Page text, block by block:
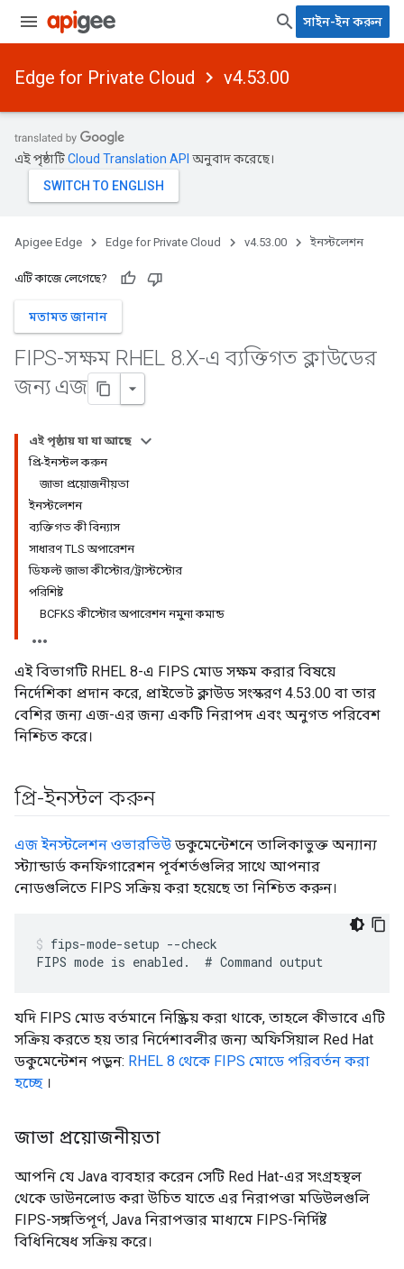
সাইন-ইন করুন
Edge for Private Cloud v4.53.00
এই পৃষ্ঠাটিCloud Translation API অনুবাদ করেছে।
Apigee Edge Edge for Private Cloud v4.53.00 ইনস্টলেশন
এটি কাজে লেগেছে?
মতামত জানান
FIPS-সক্ষম RHEL 8.X-এ ব্যক্তিগত ক্লাউডের
জন্য এজ
এই পৃষ্ঠায় যা যা আছে
প্রি-ইনস্টল করুন
জাভা প্রয়োজনীয়তা
ইনস্টলেশন
ব্যক্তিগত কী বিন্যাস
সাধারণ TLS অপারেশন
ডিফল্ট জাভা কীস্টোর/ট্রাস্টস্টোর
পরিশিষ্ট
BCFKS কীস্টোর অপারেশন নমুনা কমান্ড
এই বিভাগটি RHEL 8-এ FIPS মোড সক্ষম করার বিষয়ে
নির্দেশিকা প্রদান করে, প্রাইভেট ক্লাউড সংস্করণ 4.53.00 বা তার
বেশির জন্য এজ-এর জন্য একটি নিরাপদ এবং অনুগত পরিবেশ
নিশ্চিত করে।
প্রি-ইনস্টল করুন
এজ ইনস্টলেশন ওভারভিউ ডকুমেন্টেশনে তালিকাভুক্ত অন্যান্য
স্ট্যান্ডার্ড কনফিগারেশন পূর্বশর্তগুলির সাথে আপনার
নোডগুলিতে FIPS সক্রিয় করা হয়েছে তা নিশ্চিত করুন।
fips-mode-setup --check
FIPS mode is enabled.  # Command output
যদি FIPS মোড বর্তমানে নিষ্ক্রিয় করা থাকে, তাহলে কীভাবে এটি
সক্রিয় করতে হয় তার নির্দেশাবলীর জন্য অফিসিয়াল Red Hat
ডকুমেন্টেশন পড়ুন: RHEL 8 থেকে FIPS মোডে পরিবর্তন করা
হচ্ছে।
জাভা প্রয়োজনীয়তা
আপনি যে Java ব্যবহার করেন সেটি Red Hat-এর সংগ্রহস্থল
থেকে ডাউনলোড করা উচিত যাতে এর নিরাপত্তা মডিউলগুলি
FIPS-সঙ্গতিপূর্ণ, Java নিরাপত্তার মাধ্যমে FIPS-নির্দিষ্ট
বিধিনিষেধ সক্রিয় করে।